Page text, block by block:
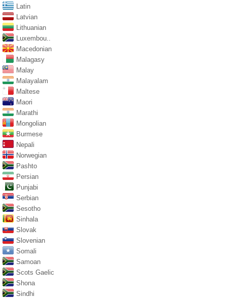
Latin
Latvian
Lithuanian
Luxembou..
Macedonian
Malagasy
Malay
Malayalam
Maltese
Maori
Marathi
Mongolian
Burmese
Nepali
Norwegian
Pashto
Persian
Punjabi
Serbian
Sesotho
Sinhala
Slovak
Slovenian
Somali
Samoan
Scots Gaelic
Shona
Sindhi